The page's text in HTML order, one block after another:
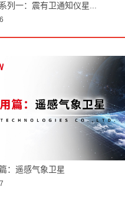
列一：震有卫通知仪星...
：遥感气象卫星